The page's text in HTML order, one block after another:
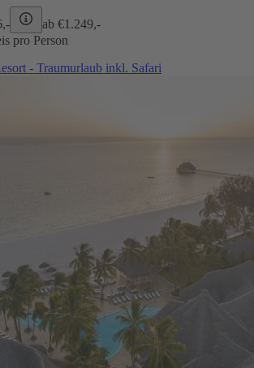
ab €1.249,-
pro Person
- Traumurlaub inkl. Safari